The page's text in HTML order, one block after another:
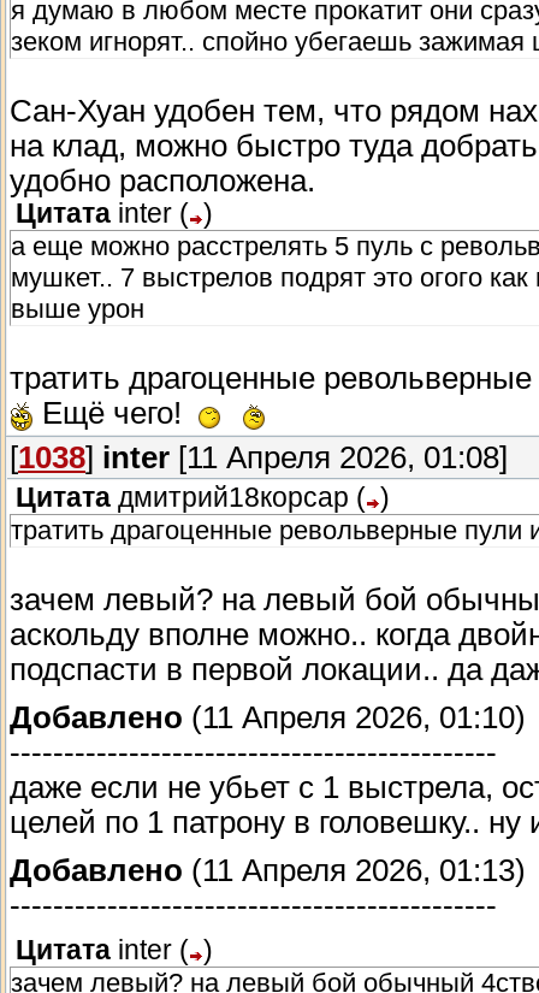
я думаю в любом месте прокатит они
зеком игнорят.. спойно убегаешь
Сан-Хуан удобен тем, что рядом
на клад, можно быстро туда
удобно расположена.
Цитата inter ( )
а еще можно расстрелять 5 пуль с
мушкет.. 7 выстрелов подрят это огого
выше урон
тратить драгоценные
Ещё чего!
[1038] inter [11 Апреля 2026, 01:08]
Цитата дмитрий18корсар ( )
тратить драгоценные револьверные
зачем левый? на левый бой
аскольду вполне можно.. когда
подспасти в первой локации.. да
Добавлено (11 Апреля 2026, 01:10)
---------------------------------------------
даже если не убьет с 1 выстрела,
целей по 1 патрону в головешку..
Добавлено (11 Апреля 2026, 01:13)
---------------------------------------------
Цитата inter ( )
зачем левый? на левый бой обычный